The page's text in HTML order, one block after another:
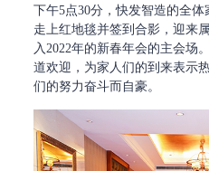
下午5点30分，快发智造的全
走上红地毯并签到合影，迎来
入2022年的新春年会的主会场
道欢迎，为家人们的到来表示
们的努力奋斗而自豪。